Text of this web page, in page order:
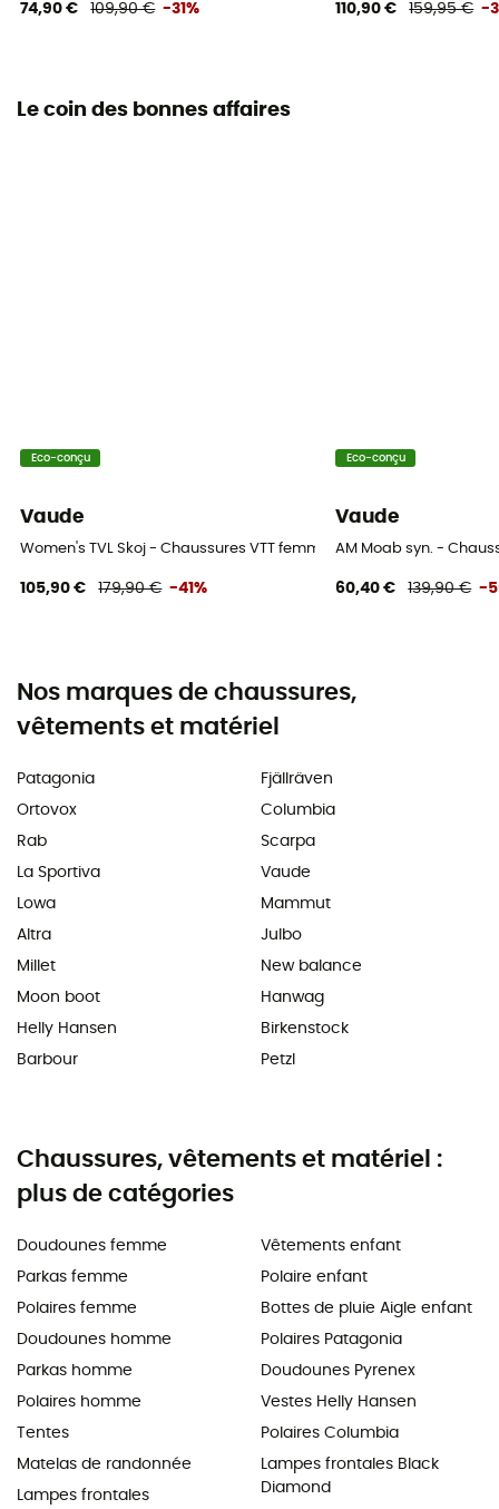
74,90 € 109,90 € -31% 110,90 € 159,95 € -
Le coin des bonnes affaires
Eco-conçu
Vaude
Women's TVL Skoj - Chaussures VTT femme
105,90 € 179,90 € -41%
Eco-conçu
Vaude
AM Moab syn. -
60,40 € 139,90 € -
Nos marques de chaussures,
vêtements et matériel
Patagonia
Ortovox
Rab
La Sportiva
Lowa
Altra
Millet
Moon boot
Helly Hansen
Barbour
Fjällräven
Columbia
Scarpa
Vaude
Mammut
Julbo
New balance
Hanwag
Birkenstock
Petzl
Chaussures, vêtements et matériel :
plus de catégories
Doudounes femme
Parkas femme
Polaires femme
Doudounes homme
Parkas homme
Polaires homme
Tentes
Matelas de randonnée
Lampes frontales
Vêtements enfant
Polaire enfant
Bottes de pluie Aigle enfant
Polaires Patagonia
Doudounes Pyrenex
Vestes Helly Hansen
Polaires Columbia
Lampes frontales Black
Diamond